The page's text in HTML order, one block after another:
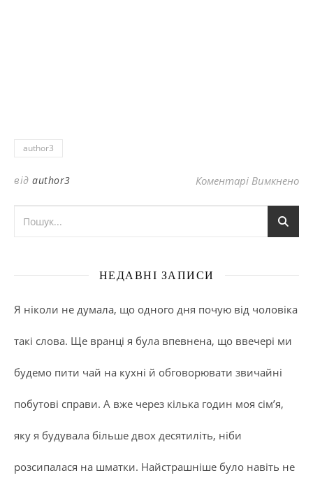
author3
від author3 Коментарі Вимкненодо
НЕДАВНІ ЗАПИСИ
Я ніколи не думала, що одного дня почую від чоловіка
такі слова. Ще вранці я була впевнена, що ввечері ми
будемо пити чай на кухні й обговорювати звичайні
побутові справи. А вже через кілька годин моя сім’я,
яку я будувала більше двох десятиліть, ніби
розсипалася на шматки. Найстрашніше було навіть не